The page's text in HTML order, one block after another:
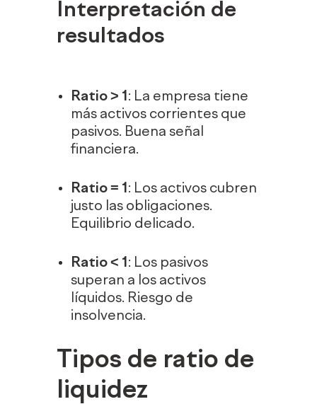
Interpretación de
resultados
Ratio > 1 : La empresa tiene
más activos corrientes que
pasivos. Buena señal
financiera.
Ratio = 1 : Los activos cubren
justo las obligaciones.
Equilibrio delicado.
Ratio < 1 : Los pasivos
superan a los activos
líquidos. Riesgo de
insolvencia.
Tipos de ratio de
liquidez